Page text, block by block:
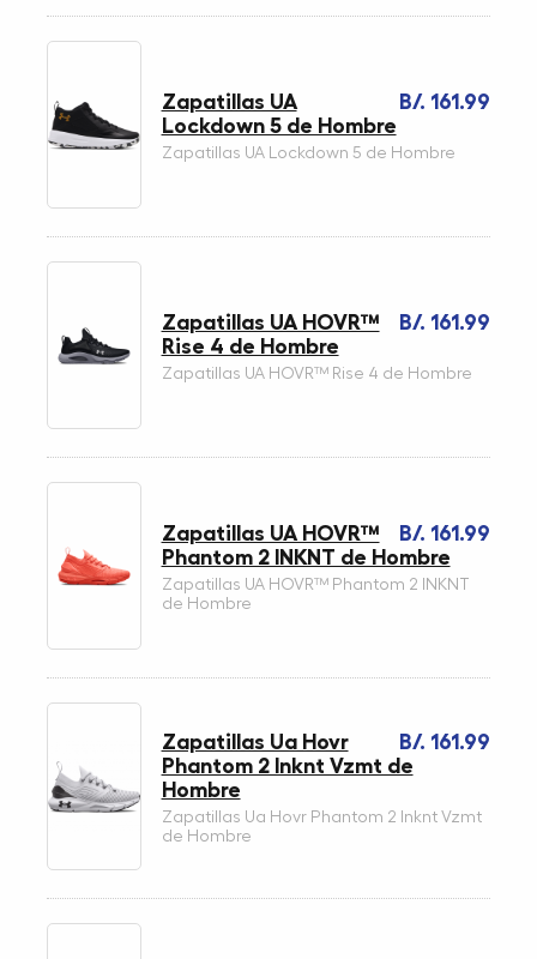
B/. 161.99
Zapatillas UA
Lockdown 5 de Hombre
Zapatillas UA Lockdown 5 de Hombre
B/. 161.99
Zapatillas UA HOVR™
Rise 4 de Hombre
Zapatillas UA HOVR™ Rise 4 de Hombre
B/. 161.99
Zapatillas UA HOVR™
Phantom 2 INKNT de Hombre
Zapatillas UA HOVR™ Phantom 2 INKNT
de Hombre
B/. 161.99
Zapatillas Ua Hovr
Phantom 2 Inknt Vzmt de
Hombre
Zapatillas Ua Hovr Phantom 2 Inknt Vzmt
de Hombre